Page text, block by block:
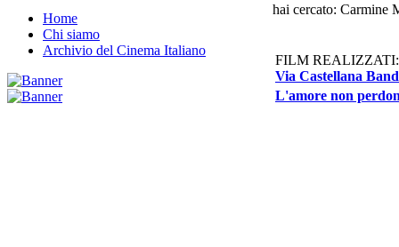
Home
Chi siamo
Archivio del Cinema Italiano
hai cercato: Carmine
FILM REALIZZATI:
Via Castellana
L'amore non